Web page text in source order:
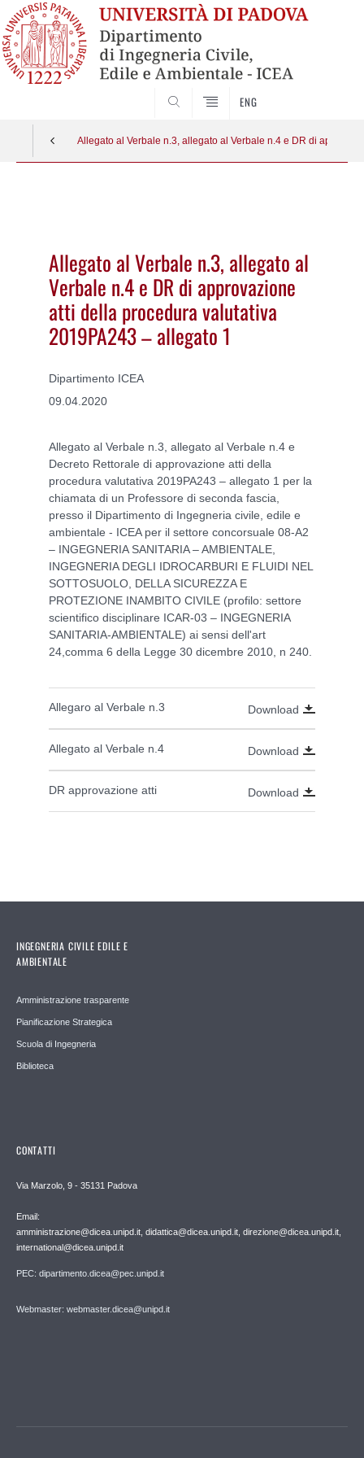
ENG
Allegato al Verbale n.3, allegato al Verbale n.4 e DR di
Allegato al Verbale n.3, allegato al
Verbale n.4 e DR di approvazione
atti della procedura valutativa
2019PA243 – allegato 1
Dipartimento ICEA
09.04.2020
Allegato al Verbale n.3, allegato al Verbale n.4 e
Decreto Rettorale di approvazione atti della
procedura valutativa 2019PA243 – allegato 1 per la
chiamata di un Professore di seconda fascia,
presso il Dipartimento di Ingegneria civile, edile e
ambientale - ICEA per il settore concorsuale 08-A2
– INGEGNERIA SANITARIA – AMBIENTALE,
INGEGNERIA DEGLI IDROCARBURI E FLUIDI NEL
SOTTOSUOLO, DELLA SICUREZZA E
PROTEZIONE INAMBITO CIVILE (profilo: settore
scientifico disciplinare ICAR-03 – INGEGNERIA
SANITARIA-AMBIENTALE) ai sensi dell'art
24,comma 6 della Legge 30 dicembre 2010, n 240.
Allegaro al Verbale n.3 Download
Allegato al Verbale n.4 Download
DR approvazione atti Download
INGEGNERIA CIVILE EDILE E
AMBIENTALE
Amministrazione trasparente
Pianificazione Strategica
Scuola di Ingegneria
Biblioteca
CONTATTI
Via Marzolo, 9 - 35131 Padova
Email:
amministrazione@dicea.unipd.it, didattica@dicea.unipd.it, direzione@dicea.unipd.it,
international@dicea.unipd.it
PEC: dipartimento.dicea@pec.unipd.it
Webmaster: webmaster.dicea@unipd.it